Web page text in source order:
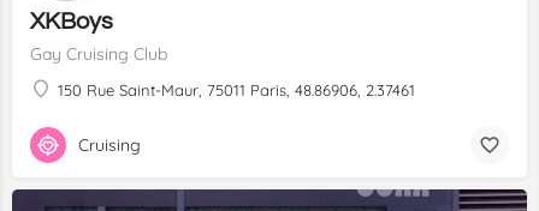
XKBoys
Gay Cruising Club
150 Rue Saint-Maur, 75011 Paris, 48.86906, 2.37461
Cruising